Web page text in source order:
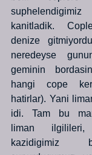
kanitladik.
denize
neredeyse
geminin
hangi cope
hatirlar). Yani
idi. Tam bu
liman
kazidigimiz